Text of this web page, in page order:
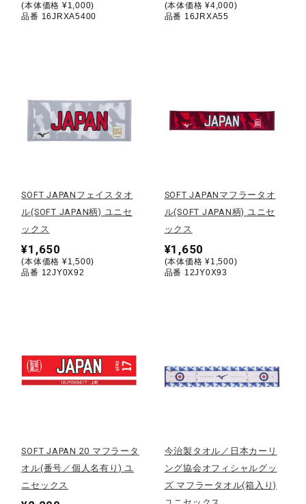
ウィンタースポーツ
ライフスタイルグッズ
寝具／ミズノスリープ
サポーター
(本体価格 ¥1,000)
品番 16JRXA5400
(本体価格 ¥4,000)
品番 16JRXA55
SOFT JAPANフェイスタオ
ル(SOFT JAPAN柄) ユニセ
ックス
¥1,650
(本体価格 ¥1,500)
品番 12JY0X92
SOFT JAPANマフラータオ
ル(SOFT JAPAN柄) ユニセ
ックス
¥1,650
(本体価格 ¥1,500)
品番 12JY0X93
SOFT JAPAN 20 マフラータ
オル(番号／個人名有り) ユ
ニセックス
今治製タオル／日本カーリ
ング協会オフィシャルグッ
ズ マフラータオル(箱入り)